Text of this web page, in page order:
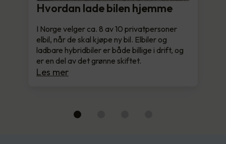
Hvordan lade bilen hjemme
I Norge velger ca. 8 av 10 privatpersoner
elbil, når de skal kjøpe ny bil. Elbiler og
ladbare hybridbiler er både billige i drift, og
er en del av det grønne skiftet.
Les mer